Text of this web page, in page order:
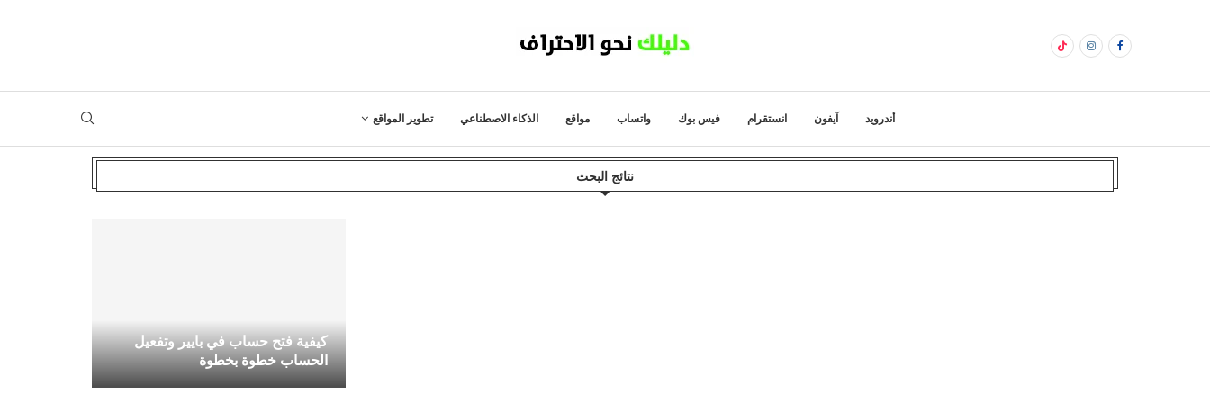
أندرويد آيفون انستقرام فيس بوك واتساب مواقع الذكاء الاصطناعي تطوير المواقع
نتائج البحث
كيفية فتح حساب في بايير وتفعيل
الحساب خطوة بخطوة